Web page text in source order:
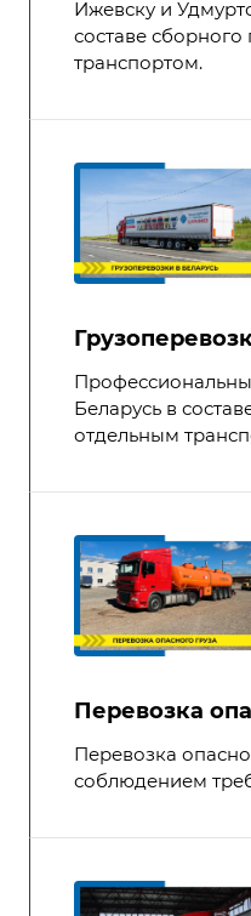
Ижевску и
составе
транспортом.
Беларусь в
отдельным
Перевозка
Перевозка
соблюдением